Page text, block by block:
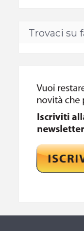
Trovaci su